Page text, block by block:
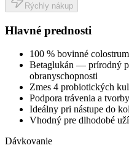
Rýchly nákup
Hlavné prednosti
100 % bovinné
Betaglukán — prírodný
obranyschopnosti
Zmes 4 probiotických
Podpora trávenia a
Ideálny pri nástupe do
Vhodný pre dlhodobé
Dávkovanie